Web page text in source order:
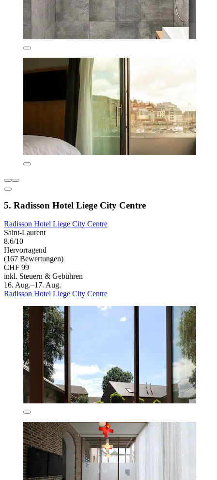
5. Radisson Hotel Liege City Centre
Radisson Hotel Liege City Centre
Saint-Laurent
8.6/10
Hervorragend
(167 Bewertungen)
CHF 99
inkl. Steuern & Gebühren
16. Aug.–17. Aug.
Radisson Hotel Liege City Centre